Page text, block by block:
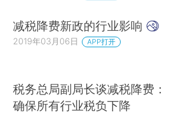
减税降费新政的行业影响
2019年03月06日 APP打开
税务总局副局长谈减税降费：
确保所有行业税负下降